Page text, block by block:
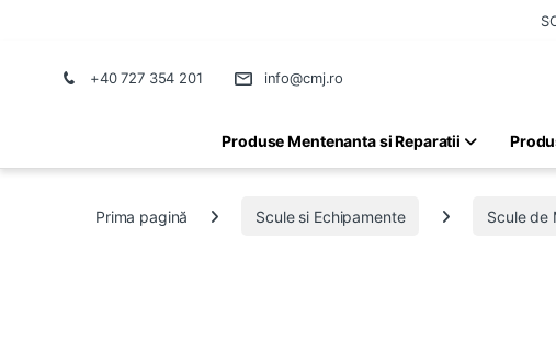
+40 727 354 201 info@cmj.ro
Produse Mentenanta si Reparatii
Prima pagină Scule si Echipamente Scule de